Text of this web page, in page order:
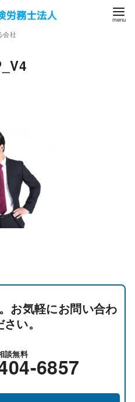
会社
お気軽にお問い合わ
い。
談無料 6857